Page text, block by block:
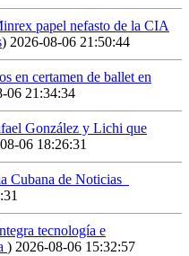
papel nefasto de la CIA
) 2026-08-06 21:50:44
en certamen de ballet en
06 21:34:34
González y Lichi que
06 18:26:31
Cubana de Noticias
tecnología e
) 2026-08-06 15:32:57